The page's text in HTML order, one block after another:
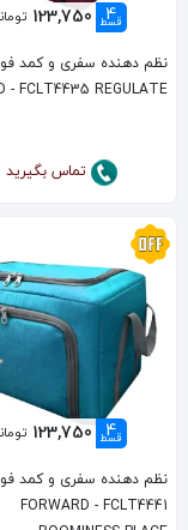
4
قسط 123,750
نظم دهنده سفری و کمد
- FCLT4435 REGULATE
تماس بگیرید
4
قسط 123,750
نظم دهنده سفری و کمد
FORWARD - FCLT4441